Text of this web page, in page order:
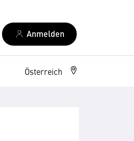
Anmelden
Österreich